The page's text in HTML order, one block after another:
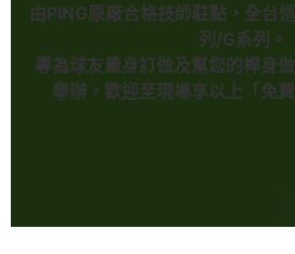
由PING原廠合格技師駐點，全台
列/G系列。
專為球友量身訂做及幫您的桿身
舉辦，歡迎至現場享以上「免